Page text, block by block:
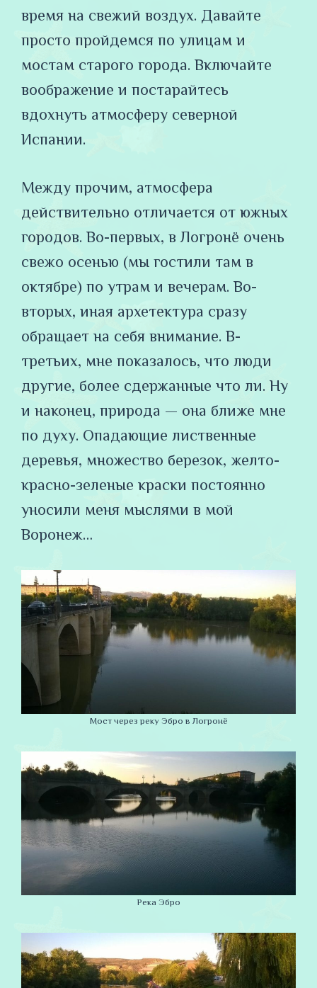
время на свежий воздух. Давайте
просто пройдемся по улицам и
мостам старого города. Включайте
воображение и постарайтесь
вдохнуть атмосферу северной
Испании.
Между прочим, атмосфера
действительно отличается от южных
городов. Во-первых, в Логронё очень
свежо осенью (мы гостили там в
октябре) по утрам и вечерам. Во-
вторых, иная архетектура сразу
обращает на себя внимание. В-
третьих, мне показалось, что люди
другие, более сдержанные что ли. Ну
и наконец, природа — она ближе мне
по духу. Опадающие лиственные
деревья, множество березок, желто-
красно-зеленые краски постоянно
уносили меня мыслями в мой
Воронеж…
Мост через реку Эбро в Логронё
Река Эбро